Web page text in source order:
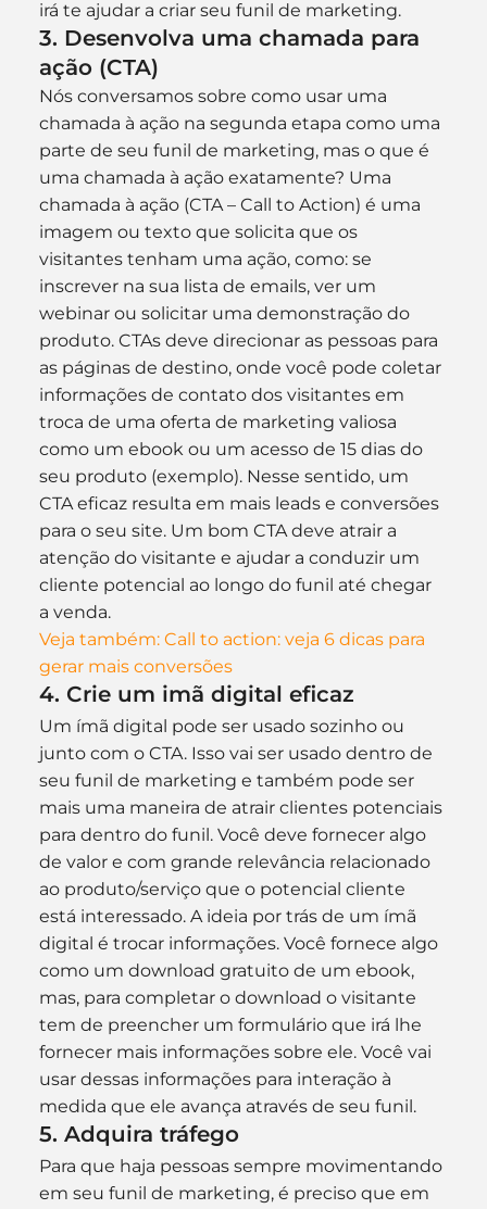
irá te ajudar a criar seu funil de marketing.
3. Desenvolva uma chamada para
ação (CTA)
Nós conversamos sobre como usar uma
chamada à ação na segunda etapa como uma
parte de seu funil de marketing, mas o que é
uma chamada à ação exatamente? Uma
chamada à ação (CTA – Call to Action) é uma
imagem ou texto que solicita que os
visitantes tenham uma ação, como: se
inscrever na sua lista de emails, ver um
webinar ou solicitar uma demonstração do
produto. CTAs deve direcionar as pessoas para
as páginas de destino, onde você pode coletar
informações de contato dos visitantes em
troca de uma oferta de marketing valiosa
como um ebook ou um acesso de 15 dias do
seu produto (exemplo). Nesse sentido, um
CTA eficaz resulta em mais leads e conversões
para o seu site. Um bom CTA deve atrair a
atenção do visitante e ajudar a conduzir um
cliente potencial ao longo do funil até chegar
a venda.
Veja também: Call to action: veja 6 dicas para
gerar mais conversões
4. Crie um imã digital eficaz
Um ímã digital pode ser usado sozinho ou
junto com o CTA. Isso vai ser usado dentro de
seu funil de marketing e também pode ser
mais uma maneira de atrair clientes potenciais
para dentro do funil. Você deve fornecer algo
de valor e com grande relevância relacionado
ao produto/serviço que o potencial cliente
está interessado. A ideia por trás de um ímã
digital é trocar informações. Você fornece algo
como um download gratuito de um ebook,
mas, para completar o download o visitante
tem de preencher um formulário que irá lhe
fornecer mais informações sobre ele. Você vai
usar dessas informações para interação à
medida que ele avança através de seu funil.
5. Adquira tráfego
Para que haja pessoas sempre movimentando
em seu funil de marketing, é preciso que em